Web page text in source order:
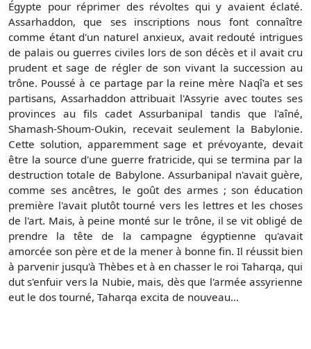
Égypte pour réprimer des révoltes qui y avaient éclaté.
Assarhaddon, que ses inscriptions nous font connaître
comme étant d'un naturel anxieux, avait redouté intrigues
de palais ou guerres civiles lors de son décès et il avait cru
prudent et sage de régler de son vivant la succession au
trône. Poussé à ce partage par la reine mère Naqî'a et ses
partisans, Assarhaddon attribuait l'Assyrie avec toutes ses
provinces au fils cadet Assurbanipal tandis que l'aîné,
Shamash-Shoum-Oukin, recevait seulement la Babylonie.
Cette solution, apparemment sage et prévoyante, devait
être la source d'une guerre fratricide, qui se termina par la
destruction totale de Babylone. Assurbanipal n'avait guère,
comme ses ancêtres, le goût des armes ; son éducation
première l'avait plutôt tourné vers les lettres et les choses
de l'art. Mais, à peine monté sur le trône, il se vit obligé de
prendre la tête de la campagne égyptienne qu'avait
amorcée son père et de la mener à bonne fin. Il réussit bien
à parvenir jusqu'à Thèbes et à en chasser le roi Taharqa, qui
dut s'enfuir vers la Nubie, mais, dès que l'armée assyrienne
eut le dos tourné, Taharqa excita de nouveau...